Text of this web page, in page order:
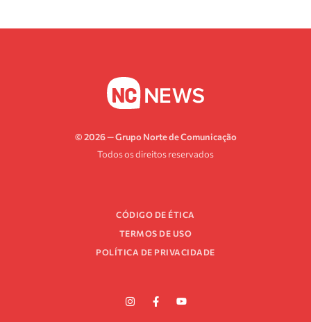
© 2026 — Grupo Norte de Comunicação
Todos os direitos reservados
CÓDIGO DE ÉTICA
TERMOS DE USO
POLÍTICA DE PRIVACIDADE